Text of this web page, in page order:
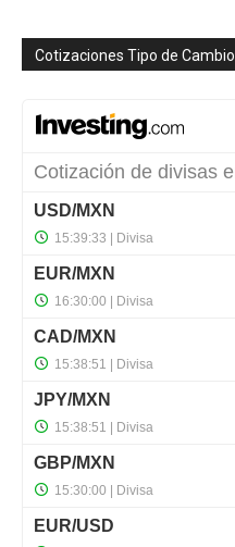
Cotizaciones Tipo de Cambio